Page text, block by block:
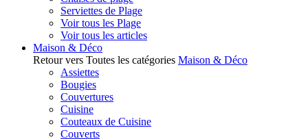
Serviettes de Plage
Voir tous les Plage
Voir tous les articles
Maison & Déco
Retour vers Toutes les catégories Maison & Déco
Assiettes
Bougies
Couvertures
Cuisine
Couteaux de Cuisine
Couverts